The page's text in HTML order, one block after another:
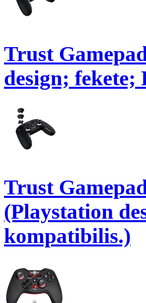
Trust
design;
Trust
(Playstation
kompatibilis.)